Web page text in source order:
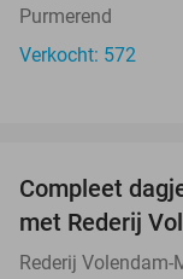
Purmerend
Verkocht: 572
Compleet
met Rederij
Rederij Volendam-